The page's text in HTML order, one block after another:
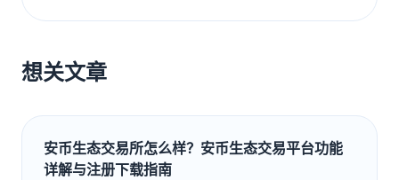
想关文章
安币生态交易所怎么样？安币生态交易平台功能
详解与注册下载指南